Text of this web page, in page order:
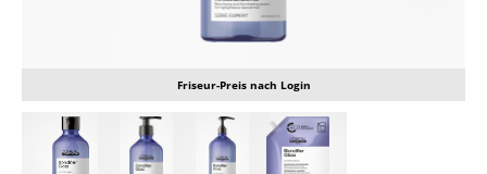
Friseur-Preis nach Login